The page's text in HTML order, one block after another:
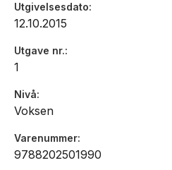
Utgivelsesdato
12.10.2015
Utgave nr.
1
Nivå
Voksen
Varenummer
9788202501990